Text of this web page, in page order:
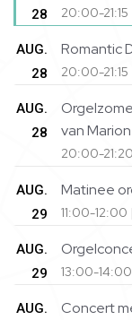
28
20:00-
AUG.
28
Romantic
20:00-
AUG.
28
van
20:00-
AUG.
29
Matinee
11:00-
AUG.
29
13:00-
AUG.
Concert